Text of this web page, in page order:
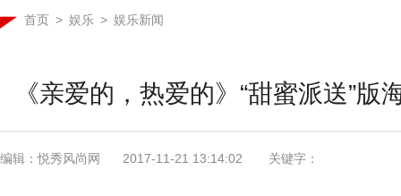
首页 > 娱乐 > 娱乐新闻
《亲爱的，热爱的》“甜蜜派送”
编辑：悦秀风尚网 2017-11-21 13:14:02 关键字：